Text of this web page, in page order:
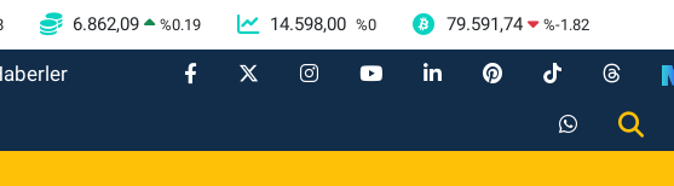
6.862,09 %0.19 14.598,00 %0 79.591,74 %-1.82